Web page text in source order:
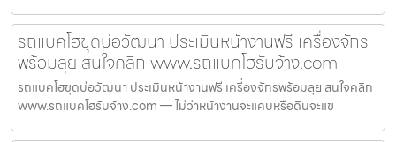
รถแบคโฮขุดบ่อวัฒนา ประเมินหน้างานฟรี เครื่องจักร
พร้อมลุย สนใจคลิก www.รถแบคโฮรับจ้าง.com
รถแบคโฮขุดบ่อวัฒนา ประเมินหน้างานฟรี เครื่องจักรพร้อมลุย สนใจคลิก
www.รถแบคโฮรับจ้าง.com — ไม่ว่าหน้างานจะแคบหรือดินจะแข